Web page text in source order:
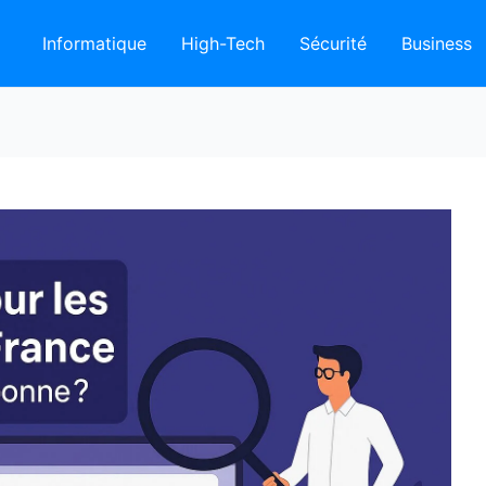
Informatique High-Tech Sécurité Business